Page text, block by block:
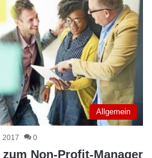
Allgemein
2017 0
Non-Profit-Manager